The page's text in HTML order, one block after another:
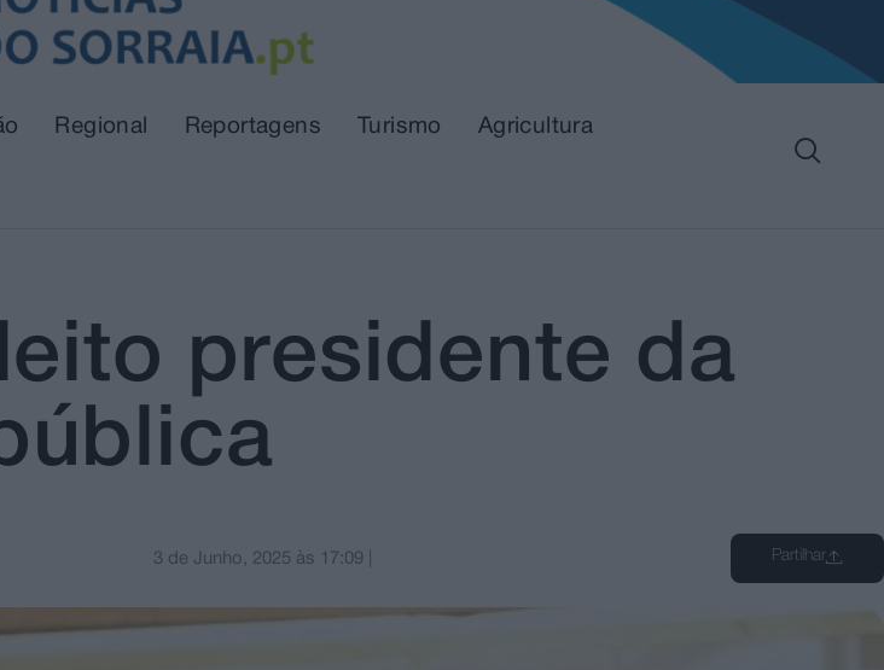
Regional Reportagens Turismo Agricultura
presidente da
3 de Junho, 2025 às 17:09 Partilhar